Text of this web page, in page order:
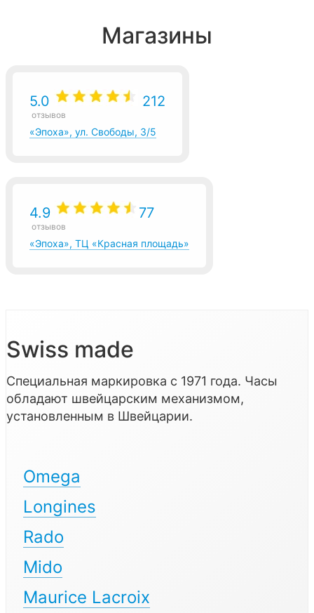
Магазины
5.0 212
отзывов
«Эпоха», ул. Свободы, 3/5
4.9 77
отзывов
«Эпоха», ТЦ «Красная площадь»
Swiss made
Специальная маркировка с 1971 года. Часы
обладают швейцарским механизмом,
установленным в Швейцарии.
Omega
Longines
Rado
Mido
Maurice Lacroix